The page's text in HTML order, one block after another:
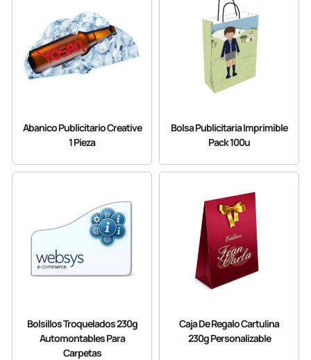
Abanico Publicitario Creative
1 Pieza
Bolsa Publicitaria Imprimible
Pack 100u
Bolsillos Troquelados 230g
Automontables Para
Carpetas
Caja De Regalo Cartulina
230g Personalizable